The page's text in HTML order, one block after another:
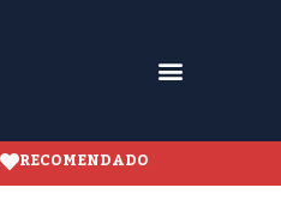
RECOMENDADO